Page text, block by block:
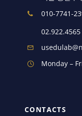
010-7741-
02.922.4565
Monday –
CONTACTS